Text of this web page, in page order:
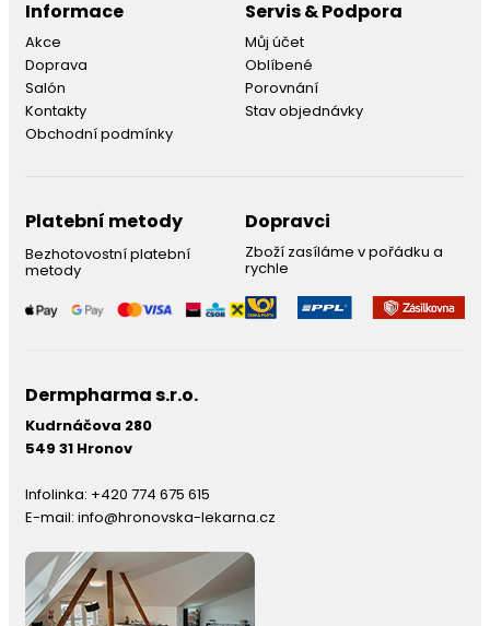
Informace
Akce
Doprava
Salón
Kontakty
Obchodní podmínky
Servis & Podpora
Můj účet
Oblíbené
Porovnání
Stav objednávky
Platební metody
Bezhotovostní platební
metody
Dopravci
Zboží zasíláme v pořádku a
rychle
Dermpharma s.r.o.
Kudrnáčova 280
549 31 Hronov
Infolinka: +420 774 675 615
E-mail: info@hronovska-lekarna.cz